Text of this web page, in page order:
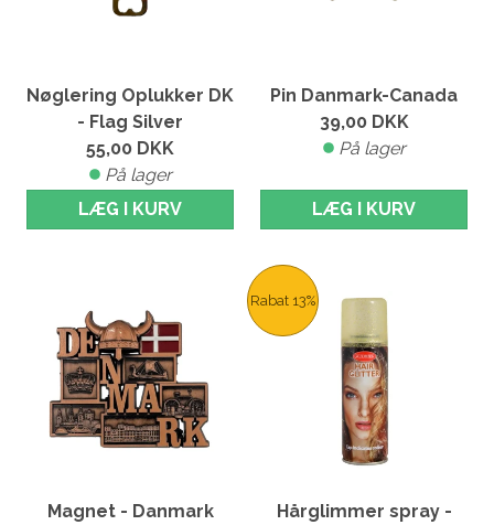
Nøglering Oplukker DK
- Flag Silver
55,00 DKK
På lager
LÆG I KURV
Pin Danmark-Canada
39,00 DKK
På lager
LÆG I KURV
Magnet - Danmark
Rabat 13%
Hårglimmer spray -